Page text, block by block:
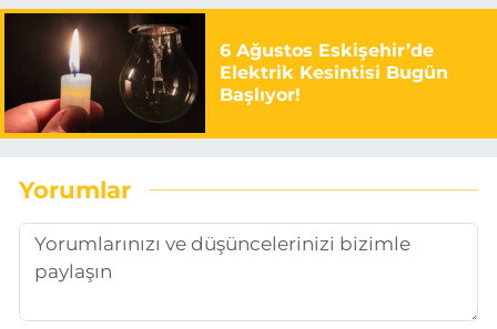
6 Ağustos Eskişehir’de
Elektrik Kesintisi Bugün
Başlıyor!
Yorumlar